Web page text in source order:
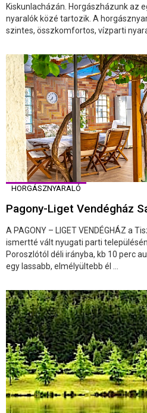
Kiskunlacházán. Horgászházunk az
nyaralók közé tartozik. A
szintes, összkomfortos, vízparti
HORGÁSZNYARALÓ
Pagony-Liget Vendégház
A PAGONY – LIGET VENDÉGHÁZ a
ismertté vált nyugati parti
Poroszlótól déli irányba, kb 10 perc
egy lassabb, elmélyültebb él ...